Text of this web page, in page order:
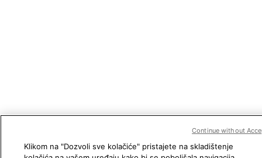
Klikom na "Dozvoli sve kolačiće" pristajete na skladištenje
Continue without